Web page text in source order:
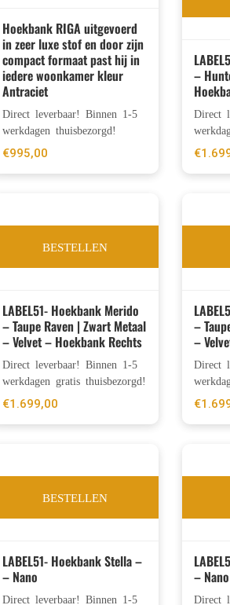
Hoekbank RIGA uitgevoerd
in zeer luxe stof en door zijn
compact formaat past hij in
iedere woonkamer kleur
Antraciet
Direct leverbaar! Binnen 1-5
werkdagen thuisbezorgd!
€995,00
–
Direct
€
BESTELLEN
LABEL51- Hoekbank Merido
– Taupe Raven | Zwart Metaal
– Velvet – Hoekbank Rechts
Direct leverbaar! Binnen 1-5
werkdagen gratis thuisbezorgd!
€1.699,00
–
–
Direct
€
BESTELLEN
LABEL51- Hoekbank Stella –
– Nano
Direct leverbaar! Binnen 1-5
– Nano
Direct